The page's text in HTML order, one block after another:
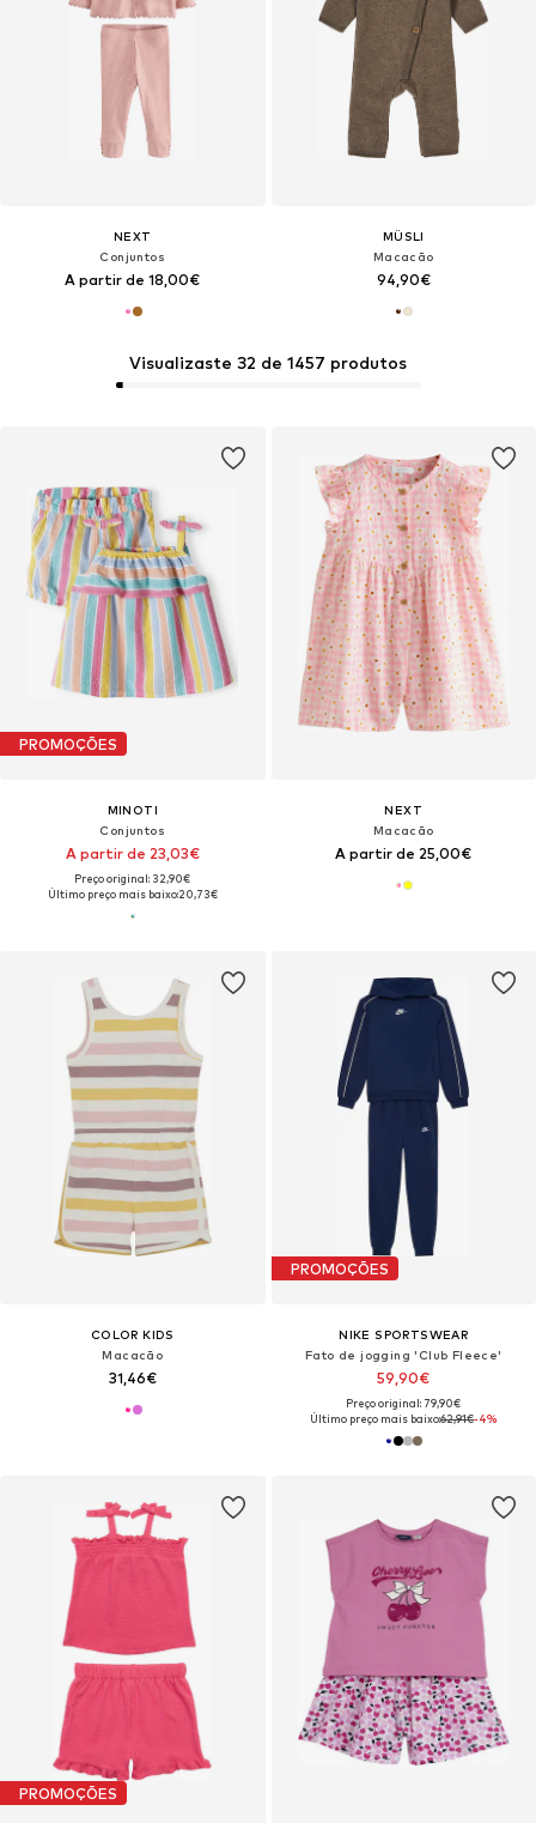
NEXT
Conjuntos
A partir de 18,00€
MÜSLI
Macacão
94,90€
Visualizaste 32 de 1457 produtos
PROMOÇÕES
MINOTI
Conjuntos
A partir de 23,03€
Preço original: 32,90€
Último preço mais baixo:20,73€
NEXT
Macacão
A partir de 25,00€
COLOR KIDS
Macacão
31,46€
PROMOÇÕES
NIKE SPORTSWEAR
Fato de jogging 'Club Fleece'
59,90€
Preço original: 79,90€
Último preço mais baixo:62,91€-4%
PROMOÇÕES